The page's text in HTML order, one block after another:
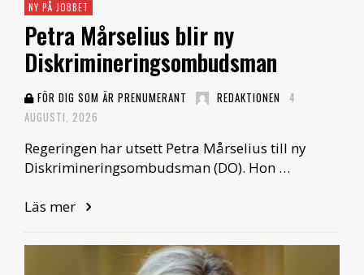
NY PÅ JOBBET
Petra Mårselius blir ny
Diskrimineringsombudsman
FÖR DIG SOM ÄR PRENUMERANT REDAKTIONEN
4
AUGUSTI, 2026
Regeringen har utsett Petra Mårselius till ny
Diskrimineringsombudsman (DO). Hon …
Läs mer